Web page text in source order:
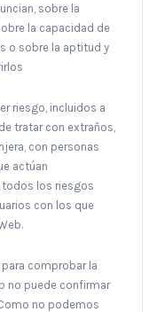
sobre la
la capacidad de
o sobre la aptitud y
riesgo, incluidos a
tratar con extraños,
con personas
actúan
todos los riesgos
con los que
comprobar la
no puede confirmar
no podemos